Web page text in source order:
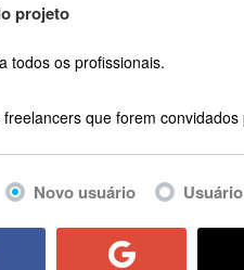
Toolkit (AWT)
projeto
todos os profissionais.
que forem
Novo usuário